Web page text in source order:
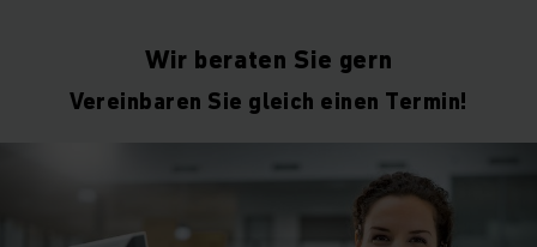
Wir beraten Sie gern
Vereinbaren Sie gleich einen Termin!